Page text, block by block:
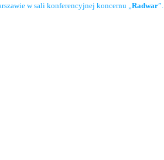
w sali konferencyjnej koncernu „Radwar”.